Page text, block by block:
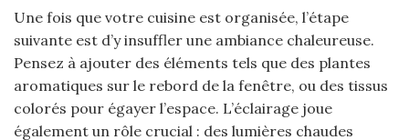
Une fois que votre cuisine est organisée, l’étape
suivante est d’y insuffler une ambiance chaleureuse.
Pensez à ajouter des éléments tels que des plantes
aromatiques sur le rebord de la fenêtre, ou des tissus
colorés pour égayer l’espace. L’éclairage joue
également un rôle crucial : des lumières chaudes